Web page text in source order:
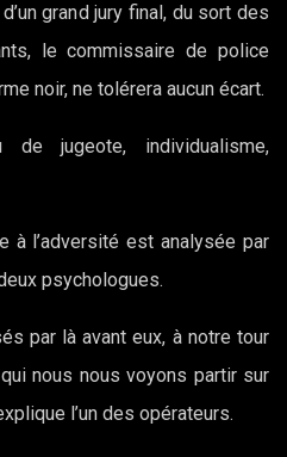
grand jury final, du sort des
le commissaire de police
noir, ne tolérera aucun écart.
jugeote, individualisme,
à l’adversité est analysée par
psychologues.
par là avant eux, à notre tour
nous nous voyons partir sur
l’un des opérateurs.